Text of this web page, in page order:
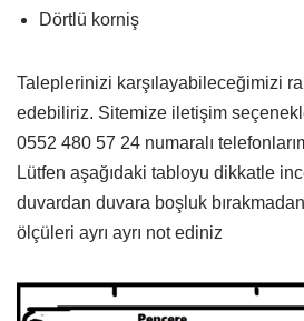
Dörtlü korniş
Taleplerinizi karşılayabileceğimizi
edebiliriz. Sitemize iletişim
0552 480 57 24 numaralı
Lütfen aşağıdaki tabloyu dikkatle
duvardan duvara boşluk
ölçüleri ayrı ayrı not ediniz